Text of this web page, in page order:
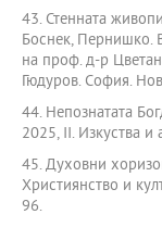
43. Стенната
Боснек, Пернишко.
на проф. д-р
Гюдуров. София.
44. Непознатата
2025, II. Изкуства и
45. Духовни
Християнство и
96.